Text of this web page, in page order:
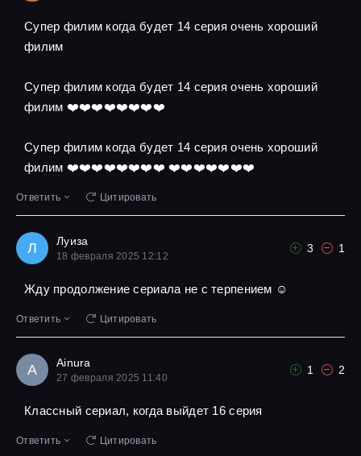
Супер филим когда будет 14 серия очень хороший
филим
Супер филим когда будет 14 серия очень хороший
филим ❤️❤️❤️❤️❤️❤️❤️❤️
Супер филим когда будет 14 серия очень хороший
филим ❤️❤️❤️❤️❤️❤️❤️❤️ ❤️❤️❤️❤️❤️❤️❤️
Ответить Цитировать
Л Луиза
18 февраля 2025 12:12
3 1
Жду продолжение сериала не с терпением ☺
Ответить Цитировать
A Ainura
27 февраля 2025 11:40
1 2
Классный сериал, когда выйдет 16 серия
Ответить Цитировать